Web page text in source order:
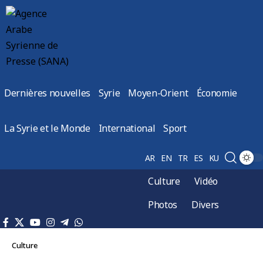
Dernières nouvelles Syrie Moyen-Orient Économie
La Syrie et le Monde International Sport
AR EN TR ES KU
Culture
Vidéo
Photos
Divers
Culture